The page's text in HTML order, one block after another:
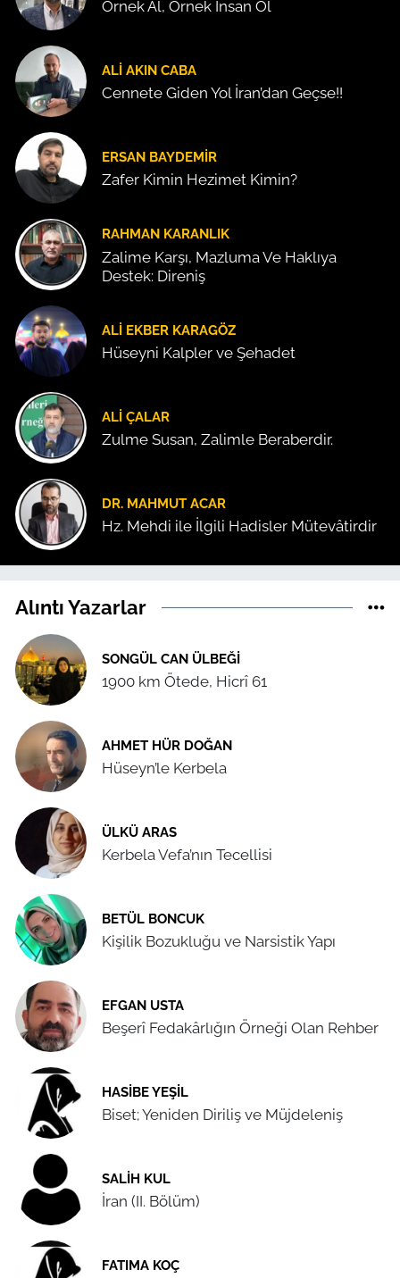
Örnek Al, Örnek İnsan Ol
ALI AKIN CABA
Cennete Giden Yol İran’dan Geçse!!
ERSAN BAYDEMIR
Zafer Kimin Hezimet Kimin?
RAHMAN KARANLIK
Zalime Karşı, Mazluma Ve Haklıya
Destek: Direniş
ALI EKBER KARAGÖZ
Hüseyni Kalpler ve Şehadet
ALI ÇALAR
Zulme Susan, Zalimle Beraberdir.
DR. MAHMUT ACAR
Hz. Mehdi ile İlgili Hadisler Mütevâtirdir
Alıntı Yazarlar
SONGÜL CAN ÜLBEĞI
1900 km Ötede, Hicrî 61
AHMET HÜR DOĞAN
Hüseyn’le Kerbela
ÜLKÜ ARAS
Kerbela Vefa’nın Tecellisi
BETÜL BONCUK
Kişilik Bozukluğu ve Narsistik Yapı
EFGAN USTA
Beşerî Fedakârlığın Örneği Olan Rehber
HASIBE YEŞIL
Biset; Yeniden Diriliş ve Müjdeleniş
SALIH KUL
İran (II. Bölüm)
FATIMA KOÇ